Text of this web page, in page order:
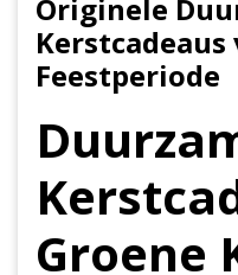
Originele
Kerstcadeaus
Feestperiode
Groene